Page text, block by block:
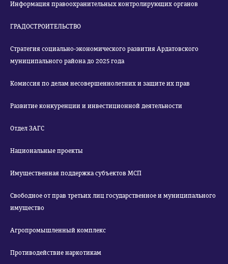
Информация правоохранительных контролирующих органов
ГРАДОСТРОИТЕЛЬСТВО
Стратегия социально-экономического развития Ардатовского
муниципального района до 2025 года
Комиссия по делам несовершеннолетних и защите их прав
Развитие конкуренции и инвестиционной деятельности
Отдел ЗАГС
Национальные проекты
Имущественная поддержка субъектов МСП
Свободное от прав третьих лиц государственное и муниципального
имущество
Агропромышленный комплекс
Противодействие наркотикам